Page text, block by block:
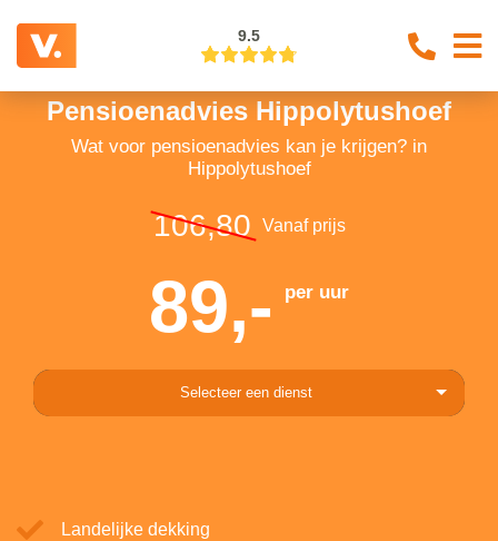
9.5
Pensioenadvies Hippolytushoef
Wat voor pensioenadvies kan je krijgen? in
Hippolytushoef
106,80 Vanaf prijs
89,- per uur
Selecteer een dienst
Landelijke dekking